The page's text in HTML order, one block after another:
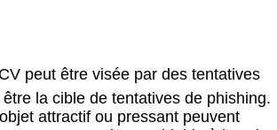
peut être visée par des tentatives
la cible de tentatives de phishing.
attractif ou pressant peuvent